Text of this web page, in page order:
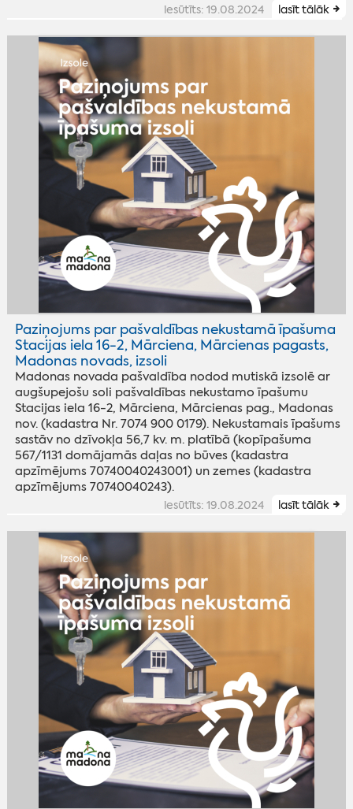
iesūtīts: 19.08.2024 lasīt tālāk
Paziņojums par pašvaldības nekustamā īpašuma
Stacijas iela 16-2, Mārciena, Mārcienas pagasts,
Madonas novads, izsoli
Madonas novada pašvaldība nodod mutiskā izsolē ar
augšupejošu soli pašvaldības nekustamo īpašumu
Stacijas iela 16-2, Mārciena, Mārcienas pag., Madonas
nov. (kadastra Nr. 7074 900 0179). Nekustamais īpašums
sastāv no dzīvokļa 56,7 kv. m. platībā (kopīpašuma
567/1131 domājamās daļas no būves (kadastra
apzīmējums 70740040243001) un zemes (kadastra
apzīmējums 70740040243).
iesūtīts: 19.08.2024 lasīt tālāk